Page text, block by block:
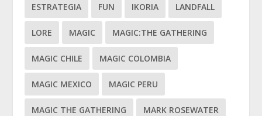
ESTRATEGIA FUN IKORIA LANDFALL
LORE MAGIC MAGIC:THE GATHERING
MAGIC CHILE MAGIC COLOMBIA
MAGIC MEXICO MAGIC PERU
MAGIC THE GATHERING MARK ROSEWATER